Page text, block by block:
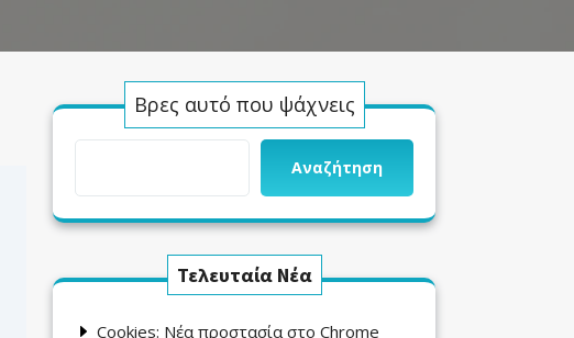
Βρες αυτό που ψάχνεις
Αναζήτηση
Τελευταία Νέα
Cookies: Νέα προστασία στο Chrome